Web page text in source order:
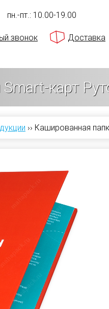
пн.-пт.: 10.00-19.00
звонок
Доставка
карт
›› Кашированная